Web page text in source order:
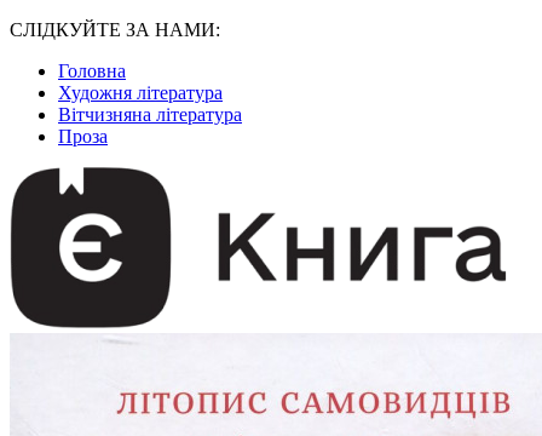
СЛІДКУЙТЕ ЗА НАМИ:
Головна
Художня література
Вітчизняна література
Проза